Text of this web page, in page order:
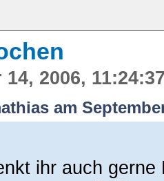
2006,
am
ihr auch